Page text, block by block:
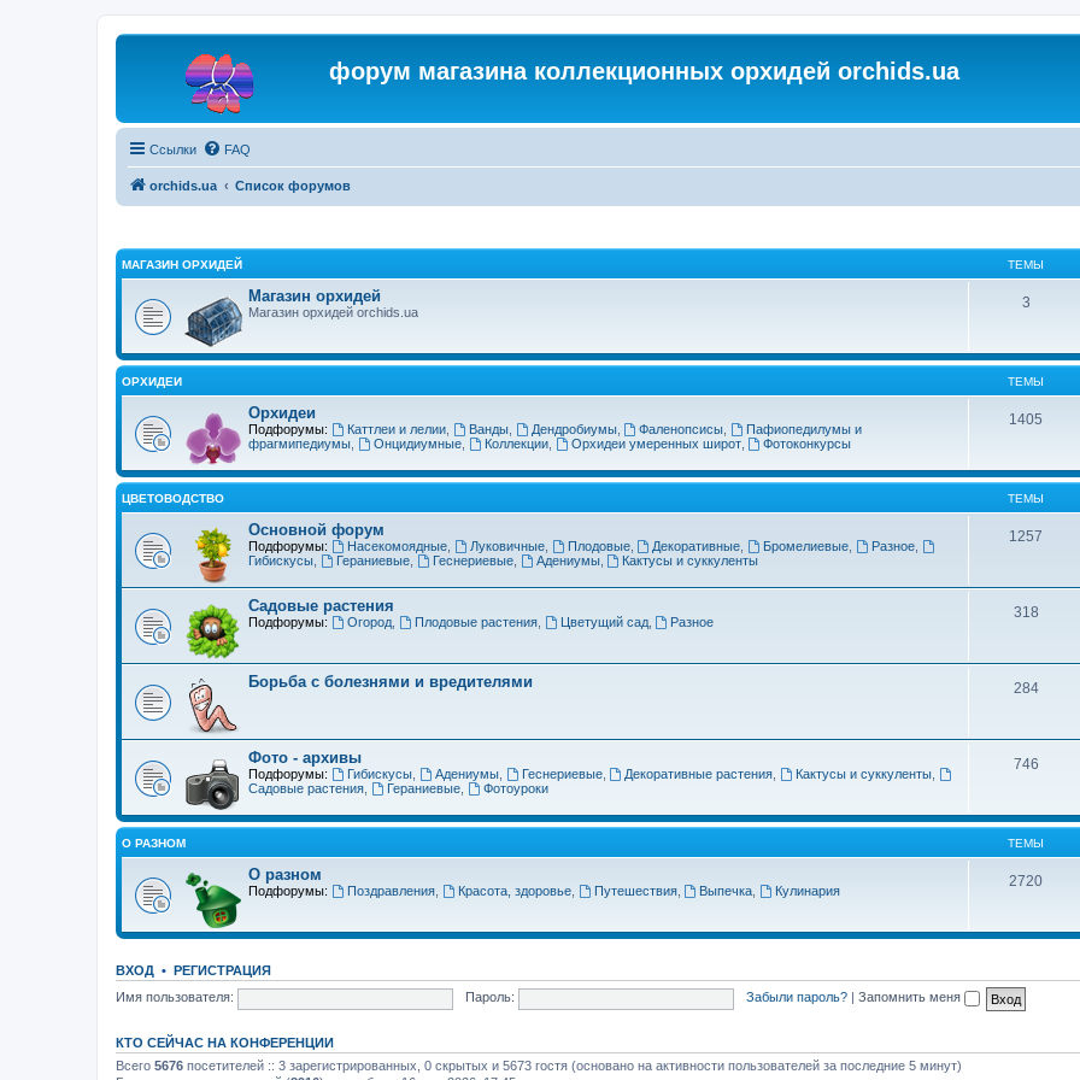
форум магазина коллекционных орхидей orchids.ua
Ссылки FAQ
orchids.ua Список форумов
МАГАЗИН ОРХИДЕЙ ТЕМЫ
Магазин орхидей
Магазин орхидей orchids.ua
3
ОРХИДЕИ ТЕМЫ
Орхидеи
Подфорумы: Каттлеи и лелии, Ванды, Дендробиумы, Фаленопсисы
Пафиопедилумы и
фрагмипедиумы
Онцидиумные, Коллекции, Орхидеи умеренных широт, Фотоконкурсы
1405
ЦВЕТОВОДСТВО ТЕМЫ
Основной форум
Подфорумы: Насекомоядные, Луковичные, Плодовые, Декоративные Бромелиевые Разное
Гибискусы
Гераниевые, Геснериевые, Адениумы, Кактусы и суккуленты
1257
Садовые растения
Подфорумы: Огород, Плодовые растения, Цветущий сад, Разное
318
Борьба с болезнями и вредителями 284
Фото - архивы
Подфорумы: Гибискусы, Адениумы, Геснериевые, Декоративные растения Кактусы и суккуленты
Садовые растения
Гераниевые, Фотоуроки
746
О РАЗНОМ ТЕМЫ
О разном
Подфорумы: Поздравления, Красота, здоровье, Путешествия, Выпечка Кулинария
2720
ВХОД • РЕГИСТРАЦИЯ
Имя пользователя:
Пароль: Забыли пароль? Запомнить меня
КТО СЕЙЧАС НА КОНФЕРЕНЦИИ
Всего 5676 посетителей :: 3 зарегистрированных, 0 скрытых и 5673 гостя (основано на активности пользователей за последние 5 минут)